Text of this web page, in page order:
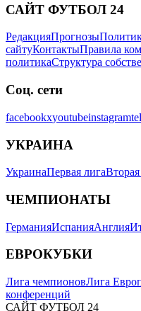
САЙТ ФУТБОЛ 24
РедакцияПрогнозы
сайтуКонтактыПравила
политикаСтруктура
Соц. сети
facebookxyoutubeinstagram
УКРАИНА
УкраинаПервая лига
ЧЕМПИОНАТЫ
ГерманияИспанияАнглия
ЕВРОКУБКИ
Лига чемпионовЛига
конференций
САЙТ ФУТБОЛ 24